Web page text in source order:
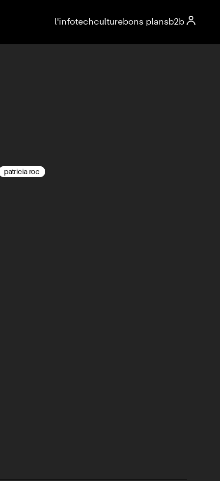

l'infotechculturebons plansb2b
patricia roc